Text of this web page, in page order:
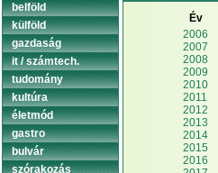
Év
2006
2007
2008
2009
2010
2011
2012
2013
2014
2015
2016
belföld
külföld
gazdaság
it / számtech.
tudomány
kultúra
életmód
gastro
bulvár
szórakozás